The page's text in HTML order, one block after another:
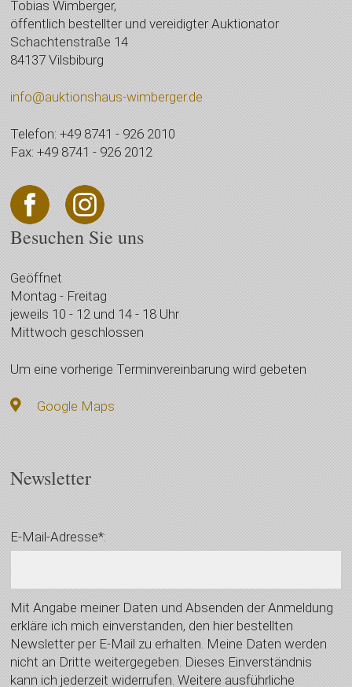
Tobias Wimberger,
öffentlich bestellter und vereidigter Auktionator
Schachtenstraße 14
84137 Vilsbiburg
info@auktionshaus-wimberger.de
Telefon: +49 8741 - 926 2010
Fax: +49 8741 - 926 2012
Besuchen Sie uns
Geöffnet
Montag - Freitag
jeweils 10 - 12 und 14 - 18 Uhr
Mittwoch geschlossen
Um eine vorherige Terminvereinbarung wird gebeten
Google Maps
Newsletter
E-Mail-Adresse*:
Mit Angabe meiner Daten und Absenden der Anmeldung
erkläre ich mich einverstanden, den hier bestellten
Newsletter per E-Mail zu erhalten. Meine Daten werden
nicht an Dritte weitergegeben. Dieses Einverständnis
kann ich jederzeit widerrufen. Weitere ausführliche